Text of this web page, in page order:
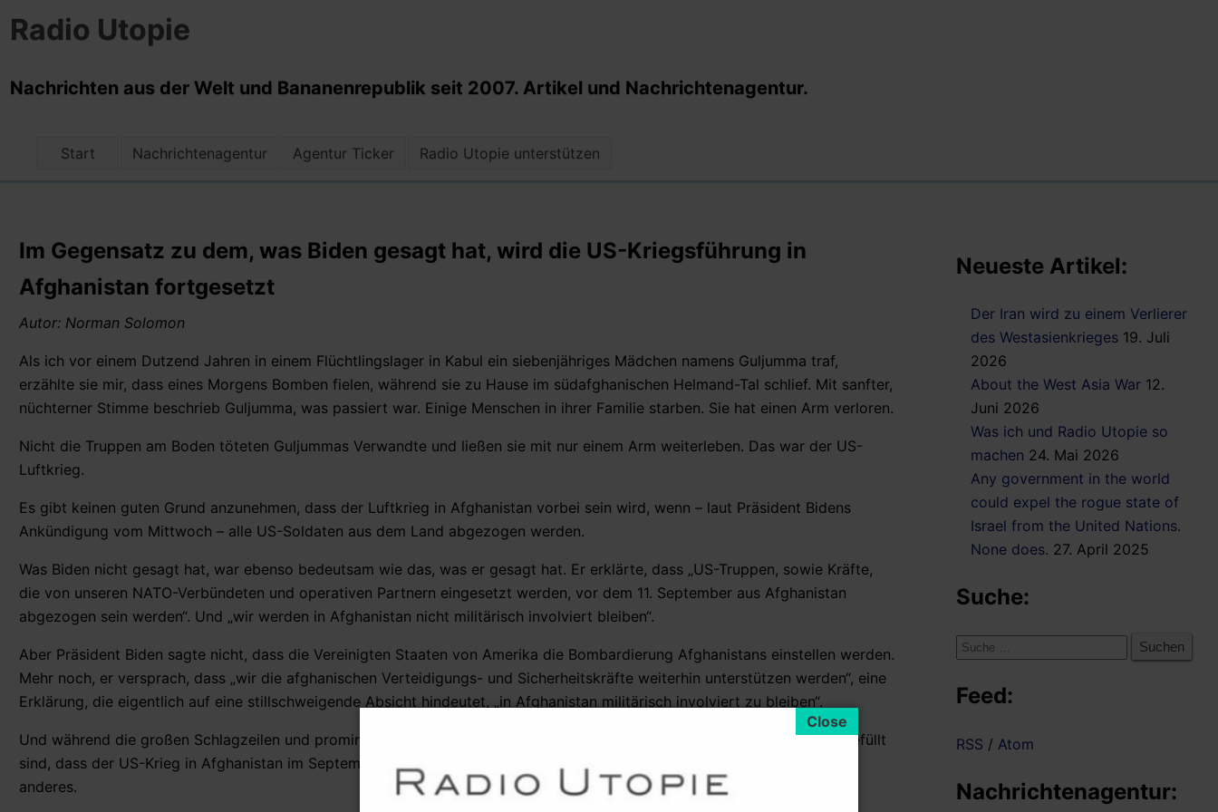
Radio Utopie
Nachrichten aus der Welt und Bananenrepublik seit 2007. Artikel und Nachrichtenagentur.
Start Nachrichtenagentur Agentur Ticker Radio Utopie unterstützen
Im Gegensatz zu dem, was Biden gesagt hat, wird die US-Kriegsführung in
Afghanistan fortgesetzt
Autor: Norman Solomon
Als ich vor einem Dutzend Jahren in einem Flüchtlingslager in Kabul ein siebenjähriges Mädchen namens Guljumma traf,
erzählte sie mir, dass eines Morgens Bomben fielen, während sie zu Hause im südafghanischen Helmand-Tal schlief. Mit sanfter,
nüchterner Stimme beschrieb Guljumma, was passiert war. Einige Menschen in ihrer Familie starben. Sie hat einen Arm verloren.
Nicht die Truppen am Boden töteten Guljummas Verwandte und ließen sie mit nur einem Arm weiterleben. Das war der US-
Luftkrieg.
Es gibt keinen guten Grund anzunehmen, dass der Luftkrieg in Afghanistan vorbei sein wird, wenn – laut Präsident Bidens
Ankündigung vom Mittwoch – alle US-Soldaten aus dem Land abgezogen werden.
Was Biden nicht gesagt hat, war ebenso bedeutsam wie das, was er gesagt hat. Er erklärte, dass „US-Truppen, sowie Kräfte,
die von unseren NATO-Verbündeten und operativen Partnern eingesetzt werden, vor dem 11. September aus Afghanistan
abgezogen sein werden“. Und „wir werden in Afghanistan nicht militärisch involviert bleiben“.
Aber Präsident Biden sagte nicht, dass die Vereinigten Staaten von Amerika die Bombardierung Afghanistans einstellen werden.
Mehr noch, er versprach, dass „wir die afghanischen Verteidigungs- und Sicherheitskräfte weiterhin unterstützen werden“, eine
Erklärung, die eigentlich auf eine stillschweigende Absicht hindeutet, „in Afghanistan militärisch involviert zu bleiben“.
Und während die großen Schlagzeilen und prominenten Themen der Medienberichterstattung mit pauschalen Aussagen gefüllt
sind, dass der US-Krieg in Afghanistan im September enden wird, sagt das Kleingedruckte der Berichterstattung etwas
anderes.
Neueste Artikel:
Der Iran wird zu einem Verlierer
des Westasienkrieges 19. Juli
2026
About the West Asia War 12.
Juni 2026
Was ich und Radio Utopie so
machen 24. Mai 2026
Any government in the world
could expel the rogue state of
Israel from the United Nations.
None does. 27. April 2025
Suche:
Suche
Feed:
RSS / Atom
Nachrichtenagentur: